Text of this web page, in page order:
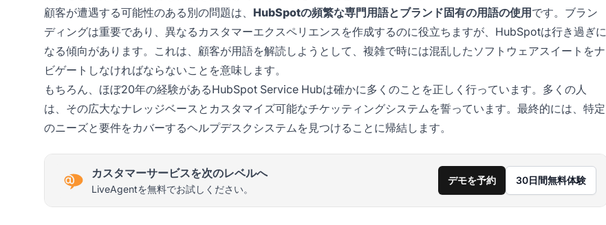
顧客が遭遇する可能性のある別の問題は、 HubSpotの頻繁な専門用語とブランド固有の用語の使用です。ブラン
ディングは重要であり、異なるカスタマーエクスペリエンスを作成するのに役立ちますが、HubSpotは行き過ぎに
なる傾向があります。これは、顧客が用語を解読しようとして、複雑で時には混乱したソフトウェアスイートをナ
ビゲートしなければならないことを意味します。
もちろん、ほぼ20年の経験があるHubSpot Service Hubは確かに多くのことを正しく行っています。多くの人
は、その広大なナレッジベースとカスタマイズ可能なチケッティングシステムを誓っています。最終的には、特定
のニーズと要件をカバーするヘルプデスクシステムを見つけることに帰結します。
カスタマーサービスを次のレベルへ
LiveAgentを無料でお試しください。
デモを予約 30日間無料体験